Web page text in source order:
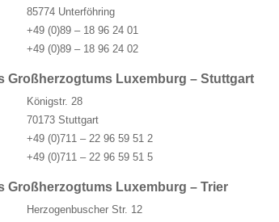
85774 Unterföhring
+49 (0)89 – 18 96 24 01
+49 (0)89 – 18 96 24 02
Großherzogtums Luxemburg – Stuttgart
Königstr. 28
70173 Stuttgart
+49 (0)711 – 22 96 59 51 2
+49 (0)711 – 22 96 59 51 5
Großherzogtums Luxemburg – Trier
Herzogenbuscher Str. 12